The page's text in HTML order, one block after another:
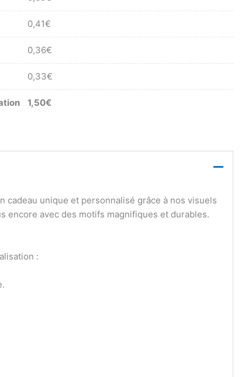
0,41€
0,36€
0,33€
1,50€
unique et personnalisé grâce à nos visuels
encore avec des motifs magnifiques et durables.
: